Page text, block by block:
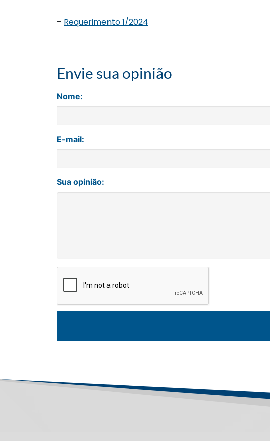
– Requerimento 1/2024
Envie sua opinião
Nome:
E-mail:
Sua opinião: